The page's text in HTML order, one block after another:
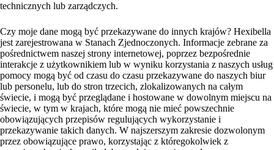
technicznych lub zarządczych.
Czy moje dane mogą być przekazywane do innych krajów? Hexibella
jest zarejestrowana w Stanach Zjednoczonych. Informacje zebrane za
pośrednictwem naszej strony internetowej, poprzez bezpośrednie
interakcje z użytkownikiem lub w wyniku korzystania z naszych usług
pomocy mogą być od czasu do czasu przekazywane do naszych biur
lub personelu, lub do stron trzecich, zlokalizowanych na całym
świecie, i mogą być przeglądane i hostowane w dowolnym miejscu na
świecie, w tym w krajach, które mogą nie mieć powszechnie
obowiązujących przepisów regulujących wykorzystanie i
przekazywanie takich danych. W najszerszym zakresie dozwolonym
przez obowiązujące prawo, korzystając z któregokolwiek z